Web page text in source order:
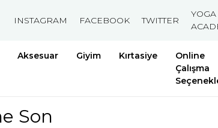
INSTAGRAM FACEBOOK TWITTER
YOGA
Aksesuar Giyim Kırtasiye
Online
Çalışma
Son